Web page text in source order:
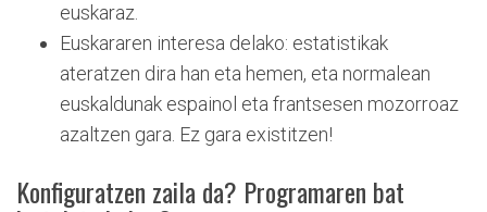
euskaraz.
Euskararen interesa delako: estatistikak
ateratzen dira han eta hemen, eta normalean
euskaldunak espainol eta frantsesen mozorroaz
azaltzen gara. Ez gara existitzen!
Konfiguratzen zaila da? Programaren bat